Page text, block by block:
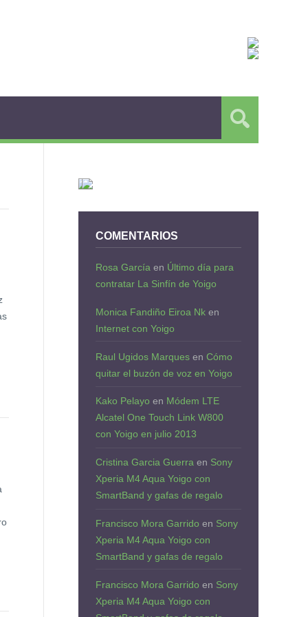
COMENTARIOS
Rosa García en Último día para
contratar La Sinfín de Yoigo
Monica Fandiño Eiroa Nk en
Internet con Yoigo
Raul Ugidos Marques en Cómo
quitar el buzón de voz en Yoigo
Kako Pelayo en Módem LTE
Alcatel One Touch Link W800
con Yoigo en julio 2013
Cristina Garcia Guerra en Sony
Xperia M4 Aqua Yoigo con
SmartBand y gafas de regalo
Francisco Mora Garrido en Sony
Xperia M4 Aqua Yoigo con
SmartBand y gafas de regalo
Francisco Mora Garrido en Sony
Xperia M4 Aqua Yoigo con